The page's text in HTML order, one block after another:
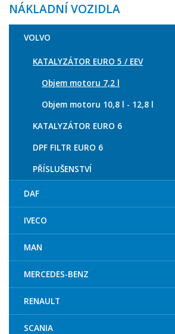
NÁKLADNÍ VOZIDLA
VOLVO
KATALYZÁTOR EURO 5 / EEV
Objem motoru 7,2 l
Objem motoru 10,8 l - 12,8 l
KATALYZÁTOR EURO 6
DPF FILTR EURO 6
PŘÍSLUŠENSTVÍ
DAF
IVECO
MAN
MERCEDES-BENZ
RENAULT
SCANIA